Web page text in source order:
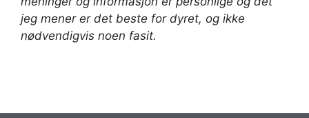
jeg mener er det beste for dyret, og ikke
nødvendigvis noen fasit.